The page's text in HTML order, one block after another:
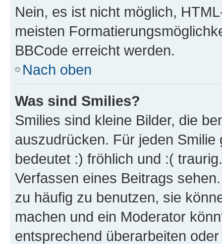
Nein, es ist nicht möglich,
meisten
BBCode erreicht werden.
Nach oben
Was sind Smilies?
Smilies sind kleine Bilder, die
auszudrücken. Für jeden
bedeutet :) fröhlich und :(
Verfassen eines Beitrags
zu häufig zu benutzen, sie
machen und ein Moderator
entsprechend überarbeiten